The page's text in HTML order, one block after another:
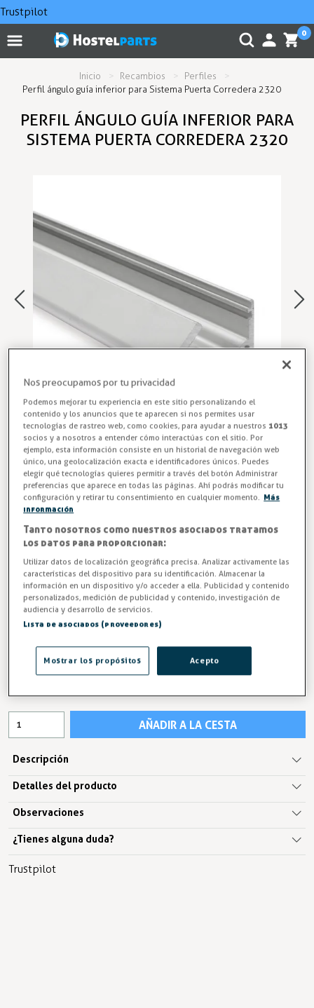
Trustpilot
0
Inicio Recambios
Perfiles
Perfil ángulo guía inferior para Sistema Puerta Corredera 2320
PERFIL ÁNGULO GUÍA INFERIOR PARA
SISTEMA PUERTA CORREDERA 2320
Perfil Guía Sistema Corredera 2320
Perfil ángulo guía inferior, bajo puerta, modelo 2320. Tipo
O. Garantiza un deslizamiento preciso y seguro en tus
puertas correderas con el perfil ángulo guía inferior bajo
Fermatic 2320. Ideal para mejorar la estabilidad y evitar
desajustes. ¡Optimiza tu sistema hoy mismo!
Entrega en 24/48h
Largo
67,05 €
AÑADIR A LA CESTA
Descripción
Detalles del producto
Observaciones
¿Tienes alguna duda?
Trustpilot
Nos preocupamos por tu privacidad
Podemos mejorar tu experiencia en este sitio personalizando el
contenido y los anuncios que te aparecen si nos permites usar
tecnologías de rastreo web, como cookies, para ayudar a nuestros 1013
socios y a nosotros a entender cómo interactúas con el sitio. Por
ejemplo, esta información consiste en un historial de navegación web
único, una geolocalización exacta e identificadores únicos. Puedes
elegir qué tecnologías quieres permitir a través del botón Administrar
preferencias que aparece en todas las páginas. Ahí podrás modificar tu
configuración y retirar tu consentimiento en cualquier momento. Más
información
Tanto nosotros como nuestros asociados tratamos
los datos para proporcionar:
Utilizar datos de localización geográfica precisa. Analizar activamente las
características del dispositivo para su identificación. Almacenar la
información en un dispositivo y/o acceder a ella. Publicidad y contenido
personalizados, medición de publicidad y contenido, investigación de
audiencia y desarrollo de servicios.
Lista de asociados (proveedores)
Acepto
Mostrar los propósitos